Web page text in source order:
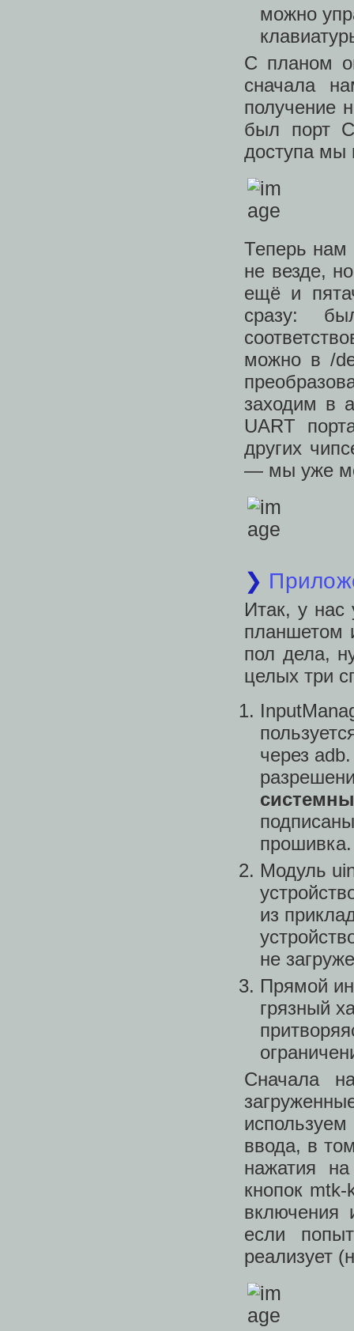
можно
С планом
сначала
получение
был порт
доступа мы
Теперь нам
не везде,
ещё и
сразу:
можно в /
заходим в
UART
других
— мы уже
❯
Итак, у
планшетом
пол дела,
целых три
через
прошивка.
Модуль
из
не
Прямой
грязный
Сначала
ввода, в
нажатия
кнопок
включения
если
реализует